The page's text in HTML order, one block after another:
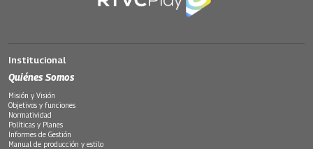
Institucional
Quiénes Somos
Misión y Visión
Objetivos y funciones
Normatividad
Políticas y Planes
Informes de Gestión
Manual de producción y estilo